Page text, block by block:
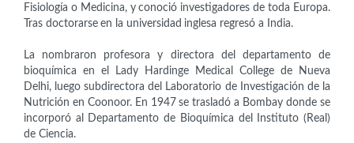
Fisiología o Medicina, y conoció investigadores de toda Europa.
Tras doctorarse en la universidad inglesa regresó a India.
La nombraron profesora y directora del departamento de
bioquímica en el Lady Hardinge Medical College de Nueva
Delhi, luego subdirectora del Laboratorio de Investigación de la
Nutrición en Coonoor. En 1947 se trasladó a Bombay donde se
incorporó al Departamento de Bioquímica del Instituto (Real)
de Ciencia.